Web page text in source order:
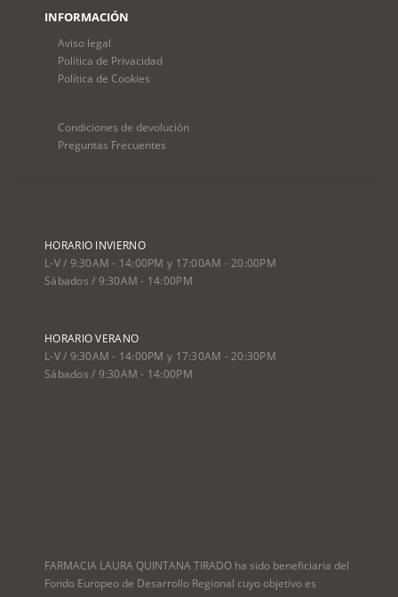
INFORMACIÓN
Aviso legal
Política de Privacidad
Política de Cookies
Condiciones de devolución
Preguntas Frecuentes
HORARIO INVIERNO
L-V / 9:30AM - 14:00PM y 17:00AM - 20:00PM
Sábados / 9:30AM - 14:00PM
HORARIO VERANO
L-V / 9:30AM - 14:00PM y 17:30AM - 20:30PM
Sábados / 9:30AM - 14:00PM
FARMACIA LAURA QUINTANA TIRADO ha sido beneficiaria del
Fondo Europeo de Desarrollo Regional cuyo objetivo es